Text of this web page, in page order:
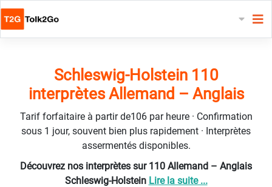
Schleswig-Holstein 110
interprètes Allemand – Anglais
Tarif forfaitaire à partir de106 par heure · Confirmation
sous 1 jour, souvent bien plus rapidement · Interprètes
assermentés disponibles.
Découvrez nos interprètes sur 110 Allemand – Anglais
Schleswig-Holstein Lire la suite ...